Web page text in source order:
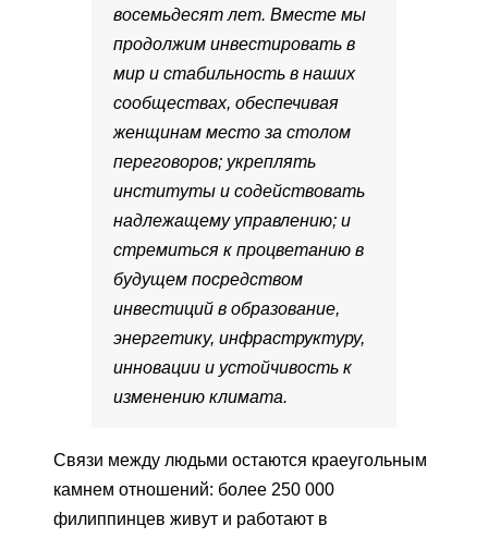
восемьдесят лет. Вместе мы
продолжим инвестировать в
мир и стабильность в наших
сообществах, обеспечивая
женщинам место за столом
переговоров; укреплять
институты и содействовать
надлежащему управлению; и
стремиться к процветанию в
будущем посредством
инвестиций в образование,
энергетику, инфраструктуру,
инновации и устойчивость к
изменению климата.
Связи между людьми остаются краеугольным
камнем отношений: более 250 000
филиппинцев живут и работают в